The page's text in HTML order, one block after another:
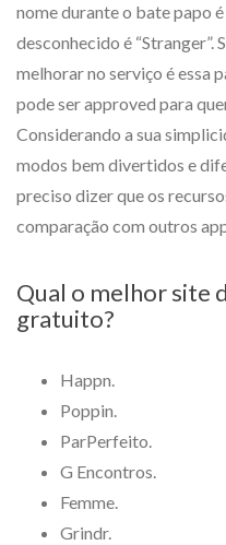
nome durante o bate papo é
desconhecido é “Stranger”.
melhorar no serviço é essa
pode ser approved para
Considerando a sua
modos bem divertidos e
preciso dizer que os
comparação com outros
Qual o melhor site
gratuito?
Happn.
Poppin.
ParPerfeito.
G Encontros.
Femme.
Grindr.